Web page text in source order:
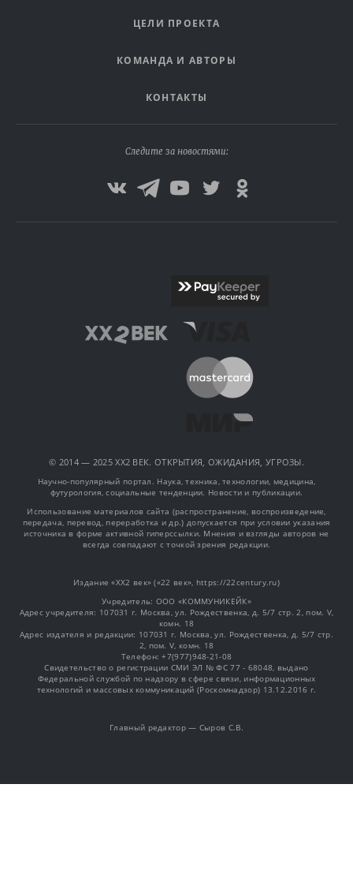
ЦЕЛИ ПРОЕКТА
КОМАНДА И АВТОРЫ
КОНТАКТЫ
Следите за новостями:
© 2014 — 2025 XX2 ВЕК. ОТКРЫТИЯ, ОЖИДАНИЯ, УГРОЗЫ.
Научно-популярный портал. Наука, техника, технологии, медицина,
футурология, социальные тенденции. Новости и публикации.
Использование материалов сайта (распространение, воспроизведение,
передача, перевод, переработка и др.) допускается при условии указания
источника в форме активной гиперссылки. Мнения и взгляды авторов не
всегда совпадают с точкой зрения редакции.
Издание «XX2 век» («22 век», https://22century.ru)
Учредитель: OOO «КОММУНИКЕЙК»
Адрес учредителя: 107031 г. Москва, ул. Рождественка, д. 5/7 стр. 2, пом. V,
комн. 18
Адрес издателя и редакции: 107031 г. Москва, ул. Рождественка, д. 5/7 стр.
2, пом. V, комн. 18
Телефон: +7(977)948-21-08
Свидетельство о регистрации СМИ ЭЛ № ФС 77 - 68048, выдано
Федеральной службой по надзору в сфере связи, информационных
технологий и массовых коммуникаций (Роскомнадзор) 13.12.2016 г.
Главный редактор — Сыров С.В.